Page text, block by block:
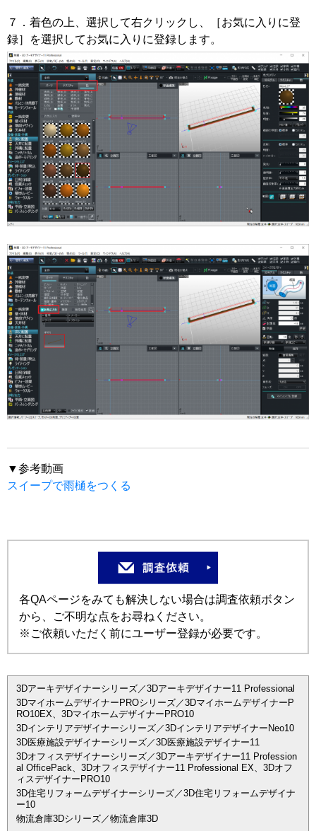
７．着色の上、選択して右クリックし、［お気に入りに登
録］を選択してお気に入りに登録します。
▼参考動画
スイープで雨樋をつくる
各QAページをみても解決しない場合は調査依頼ボタン
から、ご不明な点をお尋ねください。
※ご依頼いただく前にユーザー登録が必要です。
3Dアーキデザイナーシリーズ／3Dアーキデザイナー11 Professional
3DマイホームデザイナーPROシリーズ／3DマイホームデザイナーP
RO10EX、3DマイホームデザイナーPRO10
3Dインテリアデザイナーシリーズ／3DインテリアデザイナーNeo10
3D医療施設デザイナーシリーズ／3D医療施設デザイナー11
3Dオフィスデザイナーシリーズ／3Dアーキデザイナー11 Profession
al OfficePack、3Dオフィスデザイナー11 Professional EX、3Dオフ
ィスデザイナーPRO10
3D住宅リフォームデザイナーシリーズ／3D住宅リフォームデザイナ
ー10
物流倉庫3Dシリーズ／物流倉庫3D